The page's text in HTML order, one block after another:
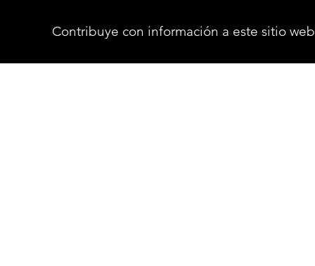
Contribuye con información a este sitio web